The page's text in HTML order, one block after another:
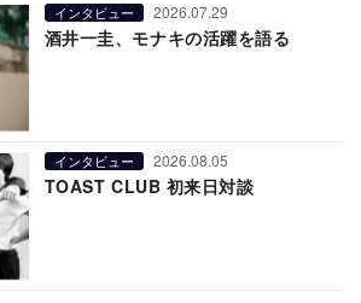
インタビュー 2026.07.29
酒井一圭、モナキの活躍を語る
インタビュー 2026.08.05
TOAST CLUB 初来日対談